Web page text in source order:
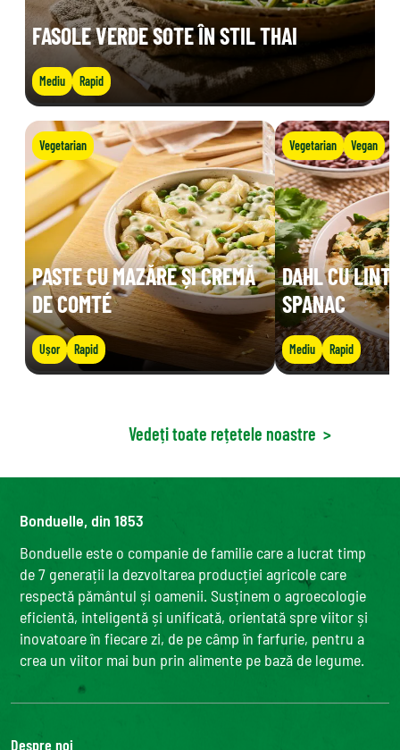
FASOLE VERDE SOTE ÎN STIL THAI
Mediu Rapid
Vegetarian
PASTE CU MAZĂRE ȘI CREMĂ
DE COMTÉ
Ușor Rapid
Vegetarian Vegan
DAHL CU
SPANAC
Mediu Rapid
Vedeți toate rețetele noastre >
Bonduelle, din 1853
Bonduelle este o companie de familie care a lucrat timp
de 7 generații la dezvoltarea producției agricole care
respectă pământul și oamenii. Susținem o agroecologie
eficientă, inteligentă și unificată, orientată spre viitor și
inovatoare în fiecare zi, de pe câmp în farfurie, pentru a
crea un viitor mai bun prin alimente pe bază de legume.
Despre noi